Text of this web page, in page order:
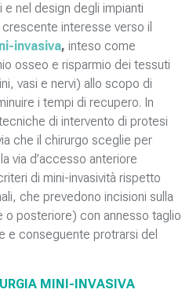
nel design degli impianti
interesse verso il
invasiva, inteso come
osseo e risparmio dei tessuti
vasi e nervi) allo scopo di
i tempi di recupero. In
di intervento di protesi
che il chirurgo sceglie per
via d’accesso anteriore
di mini-invasività rispetto
che prevedono incisioni sulla
o posteriore) con annesso taglio
e conseguente protrarsi del
MINI-INVASIVA